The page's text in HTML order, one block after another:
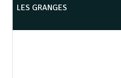
LES GRANGES